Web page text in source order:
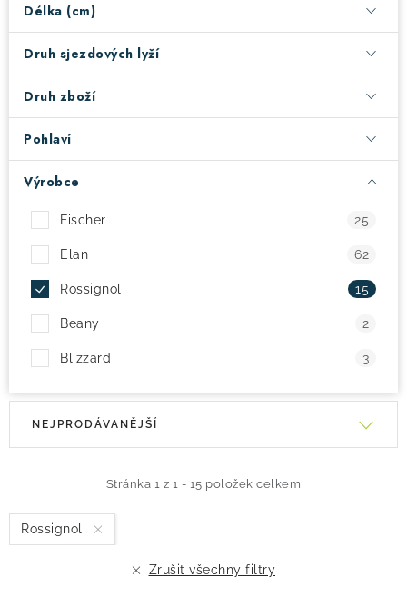
! Akce ! Obchodní podmínky
Moje objednávka
Čeština
Servis
Testovací centrum
Délka (cm)
Druh sjezdových lyží
Druh zboží
Pohlaví
Výrobce
Fischer 25
Elan 62
Rossignol 15
Beany 2
Blizzard 3
V
s
p
Stránka 1 z 1 - 15 položek celkem
Ř
n
í
NEJPRODÁVANĚJŠÍ
Rossignol
Zrušit všechny filtry